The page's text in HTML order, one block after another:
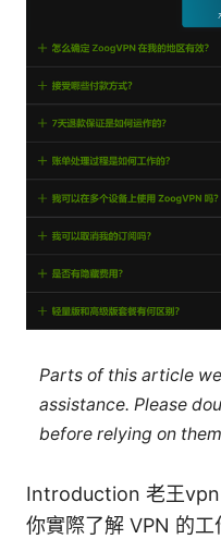
Parts of this article
assistance. Please
before relying on
Introduction 老王
你實際了解 VPN 的